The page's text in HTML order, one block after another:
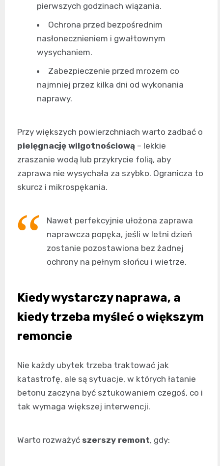
pierwszych godzinach wiązania.
Ochrona przed bezpośrednim
nasłonecznieniem i gwałtownym
wysychaniem.
Zabezpieczenie przed mrozem co
najmniej przez kilka dni od wykonania
naprawy.
Przy większych powierzchniach warto zadbać o
pielęgnację wilgotnościową – lekkie
zraszanie wodą lub przykrycie folią, aby
zaprawa nie wysychała za szybko. Ogranicza to
skurcz i mikrospękania.
Nawet perfekcyjnie ułożona zaprawa
naprawcza popęka, jeśli w letni dzień
zostanie pozostawiona bez żadnej
ochrony na pełnym słońcu i wietrze.
Kiedy wystarczy naprawa, a
kiedy trzeba myśleć o większym
remoncie
Nie każdy ubytek trzeba traktować jak
katastrofę, ale są sytuacje, w których łatanie
betonu zaczyna być sztukowaniem czegoś, co i
tak wymaga większej interwencji.
Warto rozważyć szerszy remont, gdy: